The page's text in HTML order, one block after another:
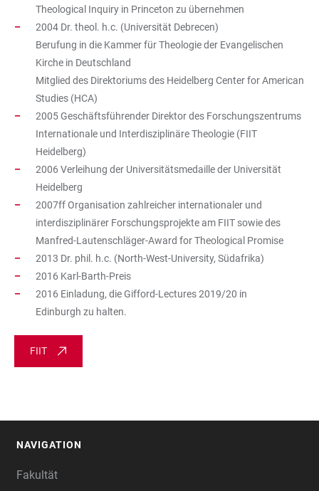
Theological Inquiry in Princeton zu übernehmen
2004 Dr. theol. h.c. (Universität Debrecen)
Berufung in die Kammer für Theologie der Evangelischen
Kirche in Deutschland
Mitglied des Direktoriums des Heidelberg Center for American
Studies (HCA)
2005 Geschäftsführender Direktor des Forschungszentrums
Internationale und Interdisziplinäre Theologie (FIIT
Heidelberg)
2006 Verleihung der Universitätsmedaille der Universität
Heidelberg
2007ff Organisation zahlreicher internationaler und
interdisziplinärer Forschungsprojekte am FIIT sowie des
Manfred-Lautenschläger-Award for Theological Promise
2013 Dr. phil. h.c. (North-West-University, Südafrika)
2016 Karl-Barth-Preis
2016 Einladung, die Gifford-Lectures 2019/20 in
Edinburgh zu halten.
FIIT
NAVIGATION
Fakultät